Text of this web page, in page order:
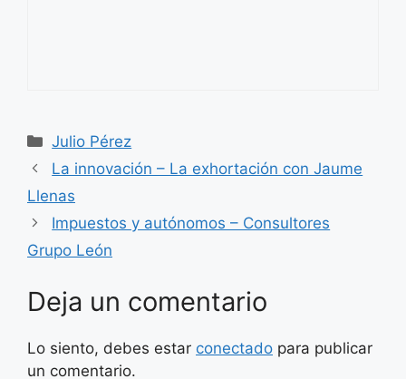
Categorías
Julio Pérez
La innovación – La exhortación con Jaume
Llenas
Impuestos y autónomos – Consultores
Grupo León
Deja un comentario
Lo siento, debes estar conectado para publicar
un comentario.